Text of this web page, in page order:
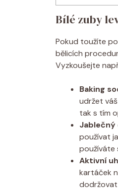
Bílé zuby
Pokud toužíte
bělicích
Vyzkoušejte
Baking
udržet
tak s tím
Jablečný
používat
používáte
Aktivní
kartáček
dodržovat